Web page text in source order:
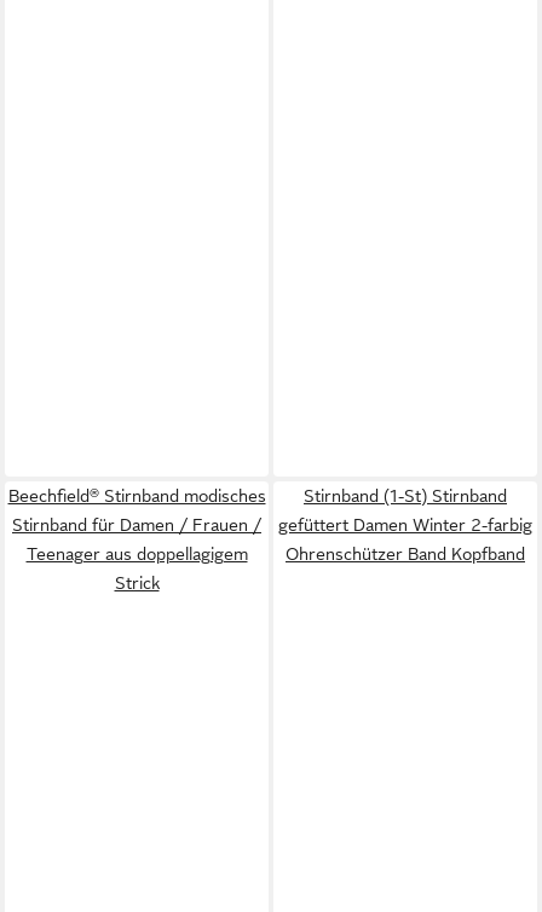
Beechfield® Stirnband modisches
Stirnband für Damen / Frauen /
Teenager aus doppellagigem
Strick
Stirnband (1-St) Stirnband
gefüttert Damen Winter 2-farbig
Ohrenschützer Band Kopfband